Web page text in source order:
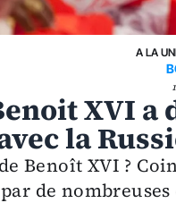
A LA
XVI
la
Benoît XVI ?
de